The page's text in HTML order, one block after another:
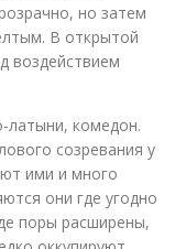
но затем
В открытой
воздействием
латыни, комедон.
созревания у
ими и много
они где угодно
поры расширены,